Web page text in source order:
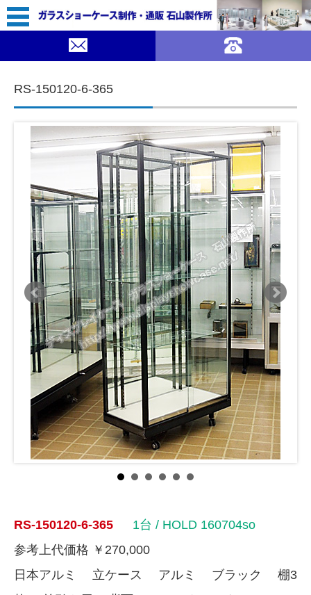
RS-150120-6-365
RS-150120-6-365 1台 / HOLD 160704so
参考上代価格 ￥270,000
日本アルミ 立ケース アルミ ブラック 棚3